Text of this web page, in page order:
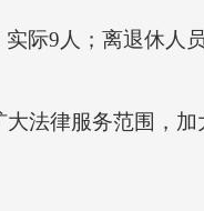
9人；离退休人员
律服务范围，加